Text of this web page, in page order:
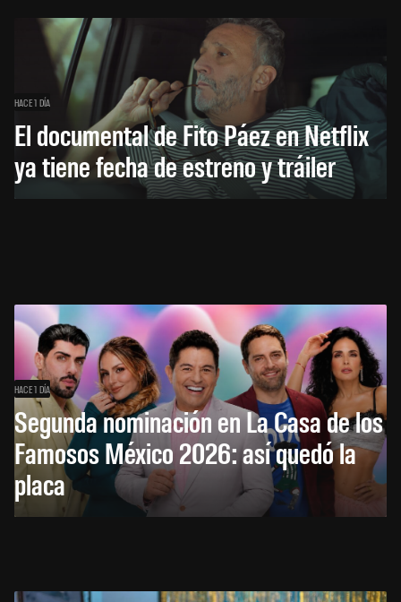
HACE 1 DÍA
El documental de Fito Páez en Netflix
ya tiene fecha de estreno y tráiler
HACE 1 DÍA
Segunda nominación en La Casa de los
Famosos México 2026: así quedó la
placa